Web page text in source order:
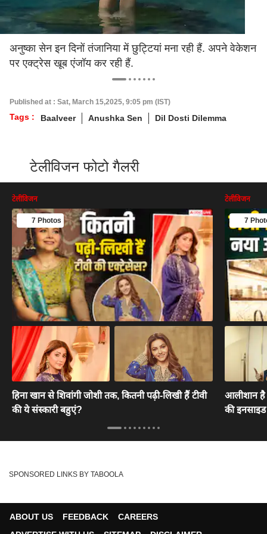
अनुष्का सेन इन दिनों तंजानिया में छुट्टियां मना रही हैं. अपने वेकेशन
पर एक्ट्रेस खूब एंजॉय कर रही हैं.
Published at : Sat, March 15,2025, 9:05 pm (IST)
Tags : Baalveer Anushka Sen Dil Dosti Dilemma
टेलीविजन फोटो गैलरी
टेलीविजन
7 Photos
हिना खान से शिवांगी जोशी तक, कितनी पढ़ी-लिखी हैं टीवी
की ये संस्कारी बहुएं?
टेलीविजन
7
आलीशान है
की
SPONSORED LINKS BY TABOOLA
ABOUT US FEEDBACK
CAREERS